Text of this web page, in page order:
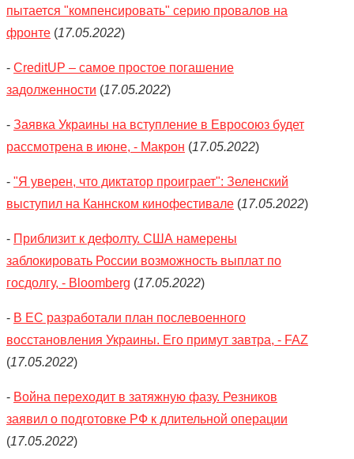
пытается "компенсировать" серию провалов на
фронте (17.05.2022)
- CreditUP – самое простое погашение
задолженности (17.05.2022)
- Заявка Украины на вступление в Евросоюз будет
рассмотрена в июне, - Макрон (17.05.2022)
- "Я уверен, что диктатор проиграет": Зеленский
выступил на Каннском кинофестивале (17.05.2022)
- Приблизит к дефолту. США намерены
заблокировать России возможность выплат по
госдолгу, - Bloomberg (17.05.2022)
- В ЕС разработали план послевоенного
восстановления Украины. Его примут завтра, - FAZ
(17.05.2022)
- Война переходит в затяжную фазу. Резников
заявил о подготовке РФ к длительной операции
(17.05.2022)